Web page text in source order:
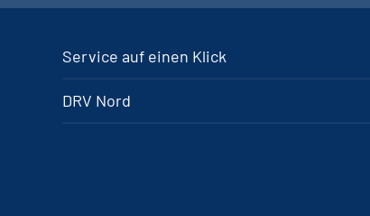
Service auf einen Klick
DRV Nord